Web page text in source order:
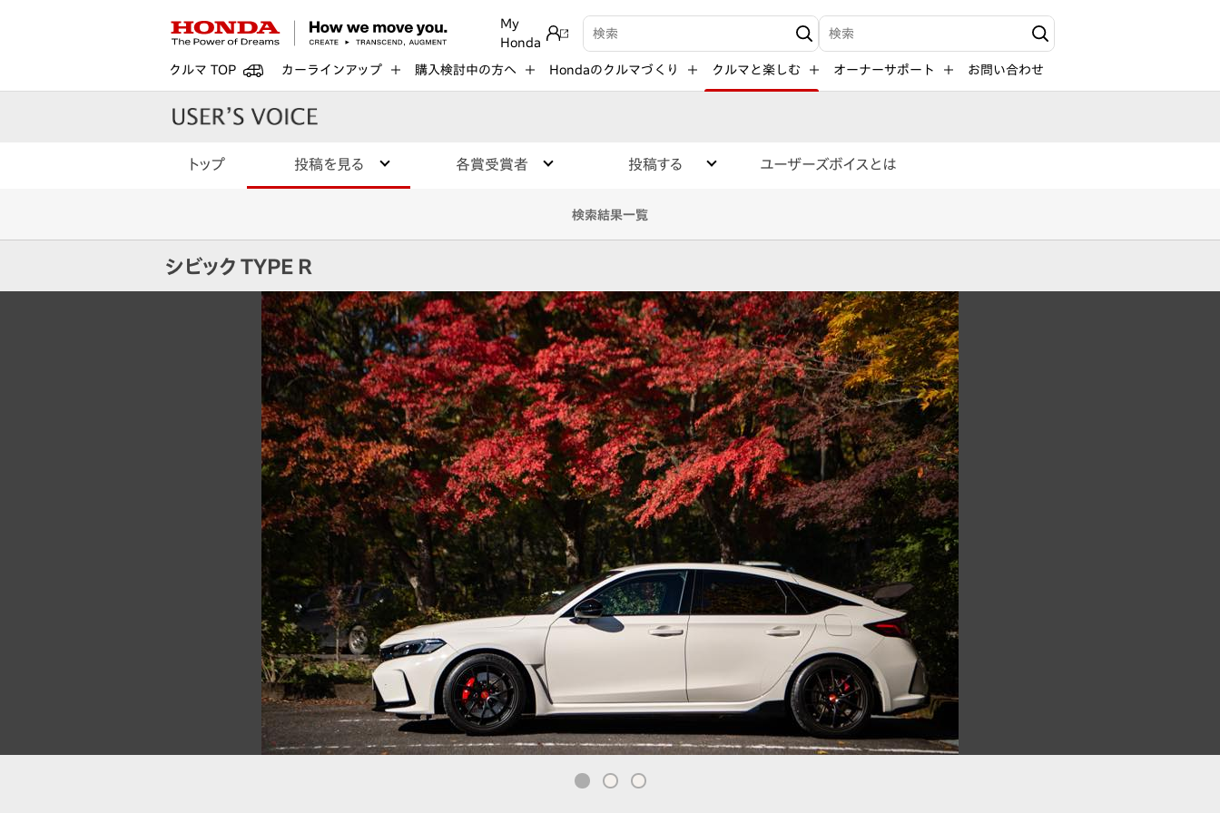
My
Honda
検索キーワード入力 検索キーワード入力
クルマ TOP カーラインアップ 購入検討中の方へ Hondaのクルマづくり クルマと楽しむ オーナーサポート お問い合わせ
トップ 投稿を見る 各賞受賞者 投稿する ユーザーズボイスとは
検索結果一覧
シビック TYPE R